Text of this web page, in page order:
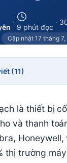
·
9 phút đọc
·
Cập nhật 17 tháng
(11)
là thiết bị
và thanh
thị trường